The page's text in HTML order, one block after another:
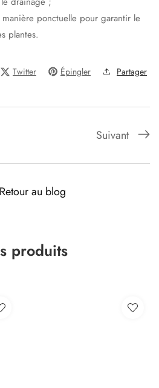
ponctuelle pour garantir le
plantes.
Twitter Épingler Partager
Suivant
Retour au blog
produits